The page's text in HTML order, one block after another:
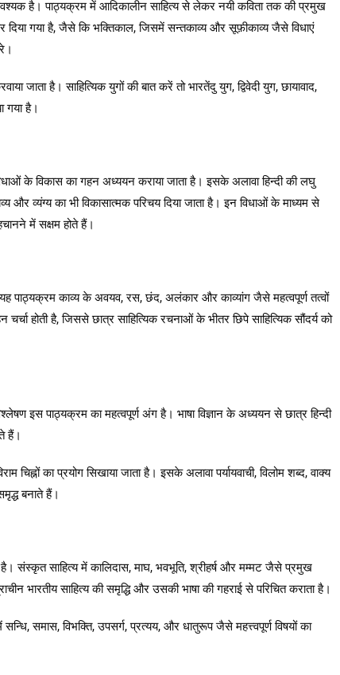
आवश्यक है। पाठ्यक्रम में आदिकालीन साहित्य से लेकर नयी कविता तक की प्रमुख
गया है, जैसे कि भक्तिकाल, जिसमें सन्तकाव्य और सूफ़ीकाव्य जैसे विधाएं
जाता है। साहित्यिक युगों की बात करें तो भारतेंदु युग, द्विवेदी युग, छायावाद,
गया है।
के विकास का गहन अध्ययन कराया जाता है। इसके अलावा हिन्दी की लघु
और व्यंग्य का भी विकासात्मक परिचय दिया जाता है। इन विधाओं के माध्यम से
में सक्षम होते हैं।
यह पाठ्यक्रम काव्य के अवयव, रस, छंद, अलंकार और काव्यांग जैसे महत्वपूर्ण तत्वों
होती है, जिससे छात्र साहित्यिक रचनाओं के भीतर छिपे साहित्यिक सौंदर्य को
इस पाठ्यक्रम का महत्वपूर्ण अंग है। भाषा विज्ञान के अध्ययन से छात्र हिन्दी
हैं।
चिह्नों का प्रयोग सिखाया जाता है। इसके अलावा पर्यायवाची, विलोम शब्द, वाक्य
बनाते हैं।
है। संस्कृत साहित्य में कालिदास, माघ, भवभूति, श्रीहर्ष और मम्मट जैसे प्रमुख
भारतीय साहित्य की समृद्धि और उसकी भाषा की गहराई से परिचित कराता है।
समास, विभक्ति, उपसर्ग, प्रत्यय, और धातुरूप जैसे महत्त्वपूर्ण विषयों का